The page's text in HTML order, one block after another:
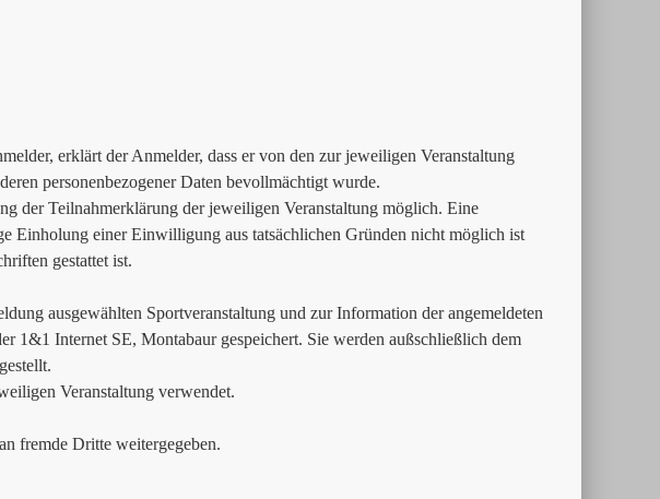
erklärt der Anmelder, dass er von den zur jeweiligen Veranstaltung
personenbezogener Daten bevollmächtigt wurde.
der Teilnahmerklärung der jeweiligen Veranstaltung möglich. Eine
Einholung einer Einwilligung aus tatsächlichen Gründen nicht möglich ist
gestattet ist.
ausgewählten Sportveranstaltung und zur Information der angemeldeten
1&1 Internet SE, Montabaur gespeichert. Sie werden außschließlich dem
Veranstaltung verwendet.
fremde Dritte weitergegeben.